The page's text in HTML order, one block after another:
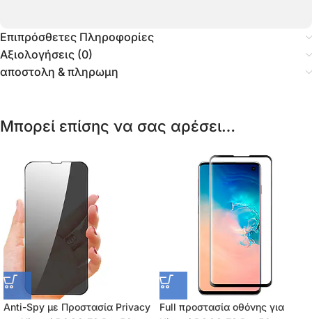
Επιπρόσθετες Πληροφορίες
Αξιολογήσεις (0)
αποστολη & πληρωμη
Μπορεί επίσης να σας αρέσει…
Anti-Spy με Προστασία Privacy
Full προστασία οθόνης για